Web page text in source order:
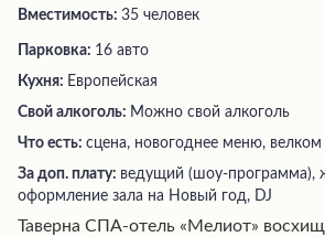
Вместимость: 35 человек
Парковка: 16 авто
Кухня: Европейская
Свой алкоголь: Можно свой алкоголь
Что есть: сцена, новогоднее меню, велком
За доп. плату: ведущий (шоу-программа),
оформление зала на Новый год, DJ
Таверна СПА-отель «Мелиот»